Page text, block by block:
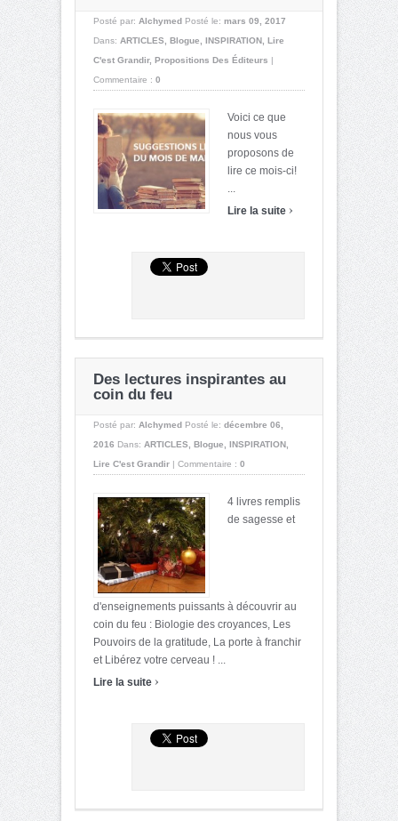
Posté par: Alchymed Posté le: mars 09, 2017
Dans: ARTICLES Blogue INSPIRATION Lire
C'est Grandir, Propositions Des Éditeurs |
Commentaire : 0
Voici ce que
nous vous
proposons de
lire ce mois-ci!
Lire la suite ›
Des lectures inspirantes au
coin du feu
Posté par: Alchymed Posté le: décembre 06,
2016 Dans: ARTICLES Blogue INSPIRATION
Lire C'est Grandir | Commentaire : 0
4 livres remplis
de sagesse et
d'enseignements puissants à découvrir au
coin du feu : Biologie des croyances, Les
Pouvoirs de la gratitude, La porte à franchir
et Libérez votre cerveau ! ...
Lire la suite ›